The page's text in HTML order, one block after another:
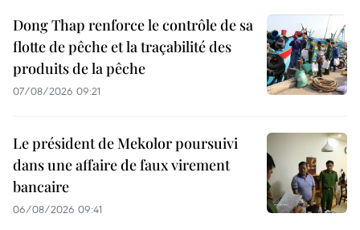
Dong Thap renforce le contrôle de sa
flotte de pêche et la traçabilité des
produits de la pêche
07/08/2026 09:21
Le président de Mekolor poursuivi
dans une affaire de faux virement
bancaire
06/08/2026 09:41